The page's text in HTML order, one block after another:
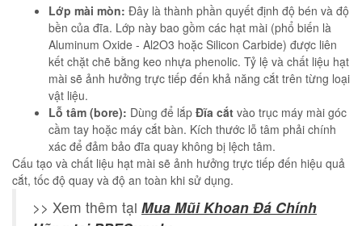
Lớp mài mòn: Đây là thành phần quyết định độ bén và độ
bền của đĩa. Lớp này bao gồm các hạt mài (phổ biến là
Aluminum Oxide - Al2O3 hoặc Silicon Carbide) được liên
kết chặt chẽ bằng keo nhựa phenolic. Tỷ lệ và chất liệu hạt
mài sẽ ảnh hưởng trực tiếp đến khả năng cắt trên từng loại
vật liệu.
Lỗ tâm (bore): Dùng để lắp Đĩa cắt vào trục máy mài góc
cầm tay hoặc máy cắt bàn. Kích thước lỗ tâm phải chính
xác để đảm bảo đĩa quay không bị lệch tâm.
Cấu tạo và chất liệu hạt mài sẽ ảnh hưởng trực tiếp đến hiệu quả
cắt, tốc độ quay và độ an toàn khi sử dụng.
>> Xem thêm tại Mua Mũi Khoan Đá Chính